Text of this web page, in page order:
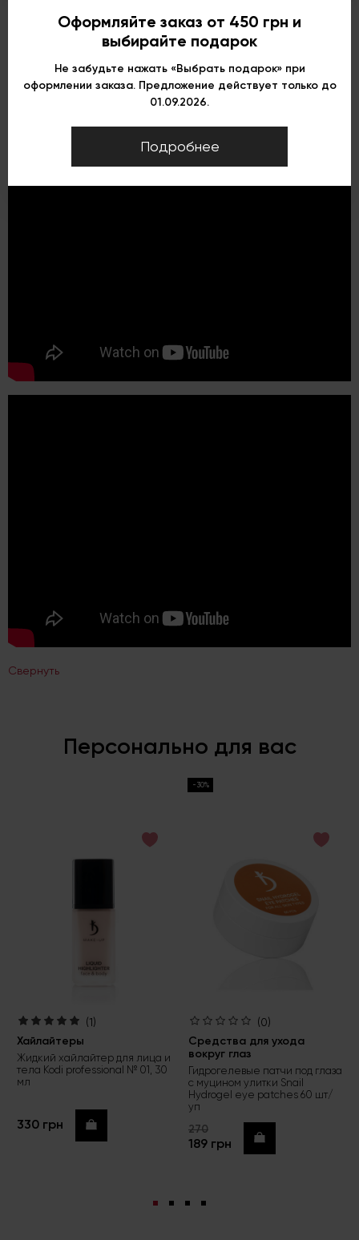
Свернуть
Персонально для вас
(1)
Хайлайтеры
Жидкий хайлайтер для лица и
тела Kodi professional № 01, 30
мл
330 грн Купить
-30%
(0)
Средства для ухода
вокруг глаз
Гидрогелевые патчи под глаза
с муцином улитки Snail
Hydrogel eye patches 60 шт/
уп
270
189 грн Купить
Оформляйте заказ от 450 грн и
выбирайте подарок
Не забудьте нажать «Выбрать подарок» при
оформлении заказа. Предложение действует только до
01.09.2026.
Подробнее